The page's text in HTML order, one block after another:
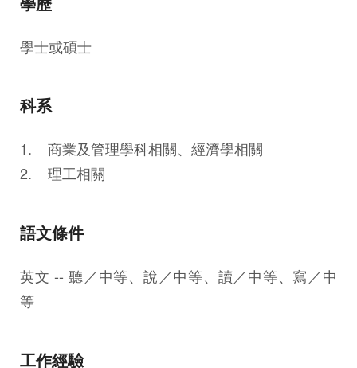
學士或碩士
科系
1. 商業及管理學科相關、經濟學相關
2. 理工相關
語文條件
英文 -- 聽／中等、說／中等、讀／中等、寫／中
等
工作經驗